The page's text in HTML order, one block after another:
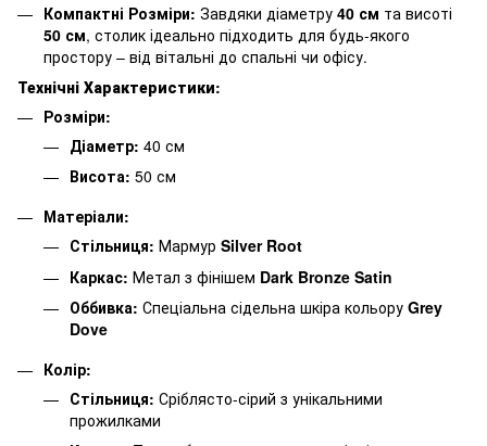
Компактні Розміри: Завдяки діаметру 40 см та висоті
50 см, столик ідеально підходить для будь-якого
простору – від вітальні до спальні чи офісу.
Технічні Характеристики:
Розміри:
Діаметр: 40 см
Висота: 50 см
Матеріали:
Стільниця: Мармур Silver Root
Каркас: Метал з фінішем Dark Bronze Satin
Оббивка: Спеціальна сідельна шкіра кольору Grey
Dove
Колір:
Стільниця: Сріблясто-сірий з унікальними
прожилками